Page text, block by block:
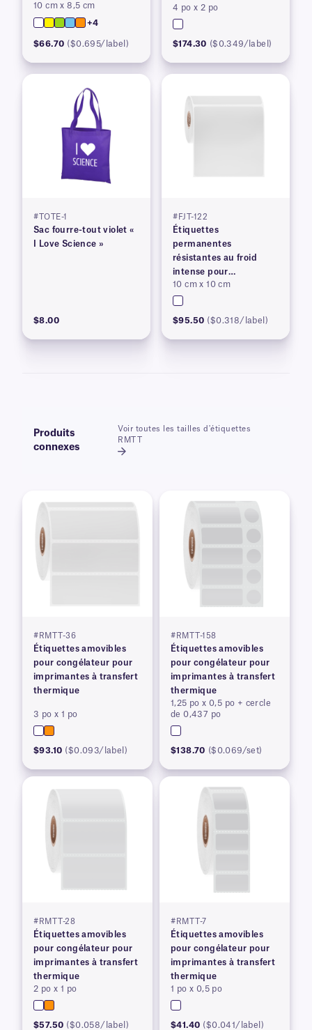
imprimantes laser
10 cm x 8,5 cm
+4
$66.70 ($0.695/label)
4 po x 2 po
$174.30 ($0.349/label)
#TOTE-1
Sac fourre-tout violet «
I Love Science »
$8.00
#FJT-122
Étiquettes
permanentes
résistantes au froid
intense pour
imprimantes à transfert
thermique
10 cm x 10 cm
$95.50 ($0.318/label)
Produits
connexes
Voir toutes les tailles d'étiquettes
RMTT
#RMTT-36
Étiquettes amovibles
pour congélateur pour
imprimantes à transfert
thermique
3 po x 1 po
$93.10 ($0.093/label)
#RMTT-158
Étiquettes amovibles
pour congélateur pour
imprimantes à transfert
thermique
1,25 po x 0,5 po + cercle
de 0,437 po
$138.70 ($0.069/set)
#RMTT-28
Étiquettes amovibles
pour congélateur pour
imprimantes à transfert
thermique
2 po x 1 po
$57.50 ($0.058/label)
#RMTT-7
Étiquettes amovibles
pour congélateur pour
imprimantes à transfert
thermique
1 po x 0,5 po
$41.40 ($0.041/label)